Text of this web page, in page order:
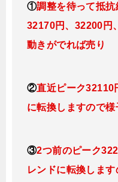
①調整を待って抵抗
32170円、32200円
動きがでれば売り
②直近ピーク32110
に転換し ますので様
③2つ前のピーク
レンドに転換し ま